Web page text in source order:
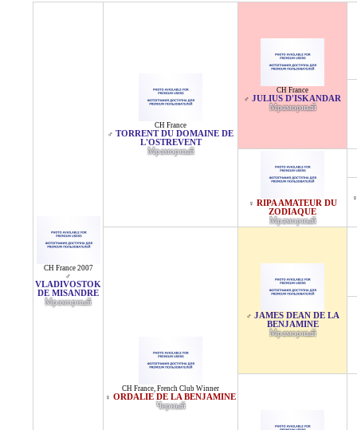
CH France 2007
♂
VLADIVOSTOK
DE MISANDRE
Мраморный
CH France
♂ TORRENT DU DOMAINE DE
L'OSTREVENT
Мраморный
CH France
♂ JULIUS D'ISKANDAR
Мраморный
♀ RIPA AMATEUR DU
ZODIAQUE
Мраморный
♀
CH France, French Club Winner
♀ ORDALIE DE LA BENJAMINE
Черный
♂ JAMES DEAN DE LA
BENJAMINE
Мраморный